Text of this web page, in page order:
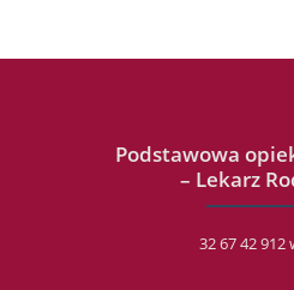
Podstawowa
– Lekarz
32 67 42 912